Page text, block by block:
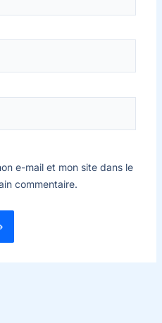
e-mail et mon site dans le
commentaire.